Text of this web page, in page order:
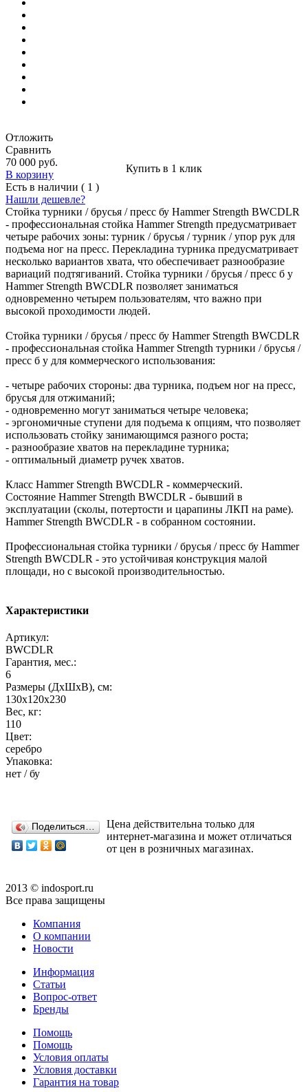
Отложить
Сравнить
70 000 руб.
В корзину
Купить в 1 клик
Есть в наличии ( 1 )
Нашли дешевле?
Стойка турники / брусья / пресс бу Hammer Strength BWCDLR
- профессиональная стойка Hammer Strength предусматривает
четыре рабочих зоны: турник / брусья / турник / упор рук для
подъема ног на пресс. Перекладина турника предусматривает
несколько вариантов хвата, что обеспечивает разнообразие
вариаций подтягиваний. Стойка турники / брусья / пресс б у
Hammer Strength BWCDLR позволяет заниматься
одновременно четырем пользователям, что важно при
высокой проходимости людей.
Стойка турники / брусья / пресс бу Hammer Strength BWCDLR
- профессиональная стойка Hammer Strength турники / брусья /
пресс б у для коммерческого использования:
- четыре рабочих стороны: два турника, подъем ног на пресс,
брусья для отжиманий;
- одновременно могут заниматься четыре человека;
- эргономичные ступени для подъема к опциям, что позволяет
использовать стойку занимающимся разного роста;
- разнообразие хватов на перекладине турника;
- оптимальный диаметр ручек хватов.
Класс Hammer Strength BWCDLR - коммерческий.
Состояние Hammer Strength BWCDLR - бывший в
эксплуатации (сколы, потертости и царапины ЛКП на раме).
Hammer Strength BWCDLR - в собранном состоянии.
Профессиональная стойка турники / брусья / пресс бу Hammer
Strength BWCDLR - это устойчивая конструкция малой
площади, но с высокой производительностью.
Характеристики
Артикул:
BWCDLR
Гарантия, мес.:
6
Размеры (ДхШхВ), см:
130х120х230
Вес, кг:
110
Цвет:
серебро
Упаковка:
нет / бу
Поделиться…
Цена действительна только для
интернет-магазина и может отличаться
от цен в розничных магазинах.
2013 © indosport.ru
Все права защищены
Компания
О компании
Новости
Информация
Статьи
Вопрос-ответ
Бренды
Помощь
Помощь
Условия оплаты
Условия доставки
Гарантия на товар